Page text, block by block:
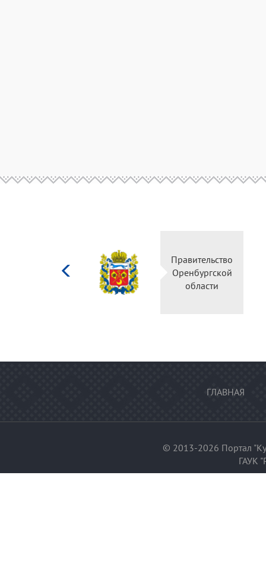
культуры
Российской
Правительство
Оренбургской
области
ГЛАВНАЯ
© 2013-2026 Портал
ГАУК